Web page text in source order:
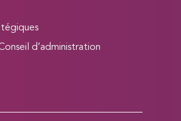
d’administration